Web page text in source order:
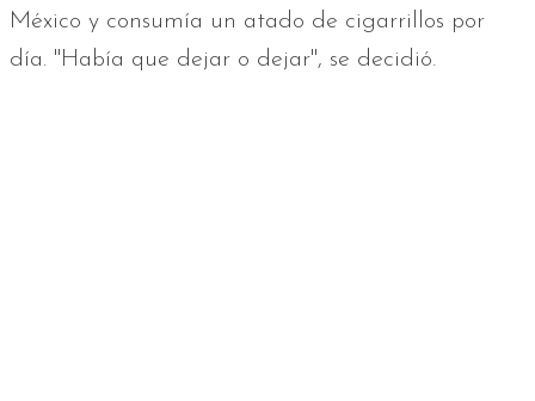
México y consumía un atado de cigarrillos por
día. "Había que dejar o dejar", se decidió.